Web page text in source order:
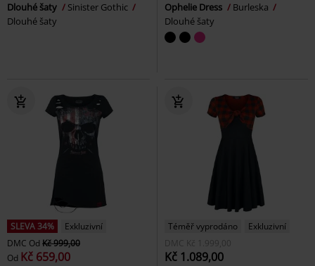
Dlouhé šaty
Sinister Gothic
Dlouhé šaty
Ophelie Dress
Burleska
Dlouhé šaty
SLEVA 34%
Exkluzivní
DMC Od Kč 999,00
Od Kč 659,00
Téměř vyprodáno
Exkluzivní
DMC
Kč 1.999,00
Kč 1.089,00